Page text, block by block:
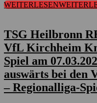
WEITERLESEN
TSG Heilbronn
VfL Kirchheim
Spiel am
auswärts bei den
– Regionalliga-